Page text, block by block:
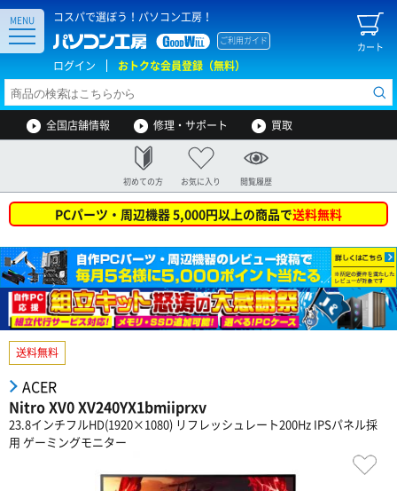
コスパで選ぼう！パソコン工房！
カート
ご利用ガイド
ログイン おトクな会員登録（無料）
MENU
全国店舗情報 修理・サポート 買取
初めての方 お気に入り 閲覧履歴
PCパーツ・周辺機器 5,000円以上の商品で送料無料
送料無料
ACER
Nitro XV0 XV240YX1bmiiprxv
23.8インチフルHD(1920×1080) リフレッシュレート200Hz IPSパネル採
用 ゲーミングモニター